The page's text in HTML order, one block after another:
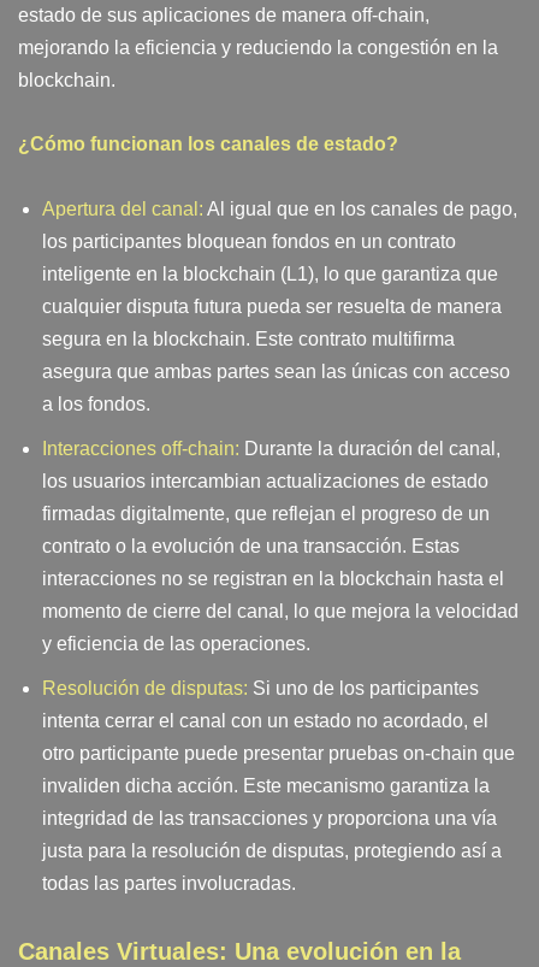
estado de sus aplicaciones de manera off-chain,
mejorando la eficiencia y reduciendo la congestión en la
blockchain.
¿Cómo funcionan los canales de estado?
Apertura del canal: Al igual que en los canales de pago,
los participantes bloquean fondos en un contrato
inteligente en la blockchain (L1), lo que garantiza que
cualquier disputa futura pueda ser resuelta de manera
segura en la blockchain. Este contrato multifirma
asegura que ambas partes sean las únicas con acceso
a los fondos.
Interacciones off-chain: Durante la duración del canal,
los usuarios intercambian actualizaciones de estado
firmadas digitalmente, que reflejan el progreso de un
contrato o la evolución de una transacción. Estas
interacciones no se registran en la blockchain hasta el
momento de cierre del canal, lo que mejora la velocidad
y eficiencia de las operaciones.
Resolución de disputas: Si uno de los participantes
intenta cerrar el canal con un estado no acordado, el
otro participante puede presentar pruebas on-chain que
invaliden dicha acción. Este mecanismo garantiza la
integridad de las transacciones y proporciona una vía
justa para la resolución de disputas, protegiendo así a
todas las partes involucradas.
Canales Virtuales: Una evolución en la